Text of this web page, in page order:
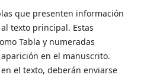
que presenten información
texto principal. Estas
Tabla y numeradas
en el manuscrito.
el texto, deberán enviarse